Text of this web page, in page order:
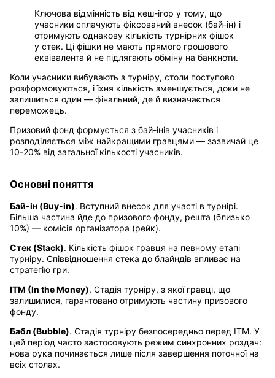
Ключова відмінність від кеш-ігор у тому, що
учасники сплачують фіксований внесок (бай-ін) і
отримують однакову кількість турнірних фішок
у стек. Ці фішки не мають прямого грошового
еквівалента й не підлягають обміну на банкноти.
Коли учасники вибувають з турніру, столи поступово
розформовуються, і їхня кількість зменшується, доки не
залишиться один — фінальний, де й визначається
переможець.
Призовий фонд формується з бай-інів учасників і
розподіляється між найкращими гравцями — зазвичай це
10-20% від загальної кількості учасників.
Основні поняття
Бай-ін (Buy-in). Вступний внесок для участі в турнірі.
Більша частина йде до призового фонду, решта (близько
10%) — комісія організатора (рейк).
Стек (Stack). Кількість фішок гравця на певному етапі
турніру. Співвідношення стека до блайндів впливає на
стратегію гри.
ITM (In the Money). Стадія турніру, з якої гравці, що
залишилися, гарантовано отримують частину призового
фонду.
Бабл (Bubble). Стадія турніру безпосередньо перед ITM. У
цей період часто застосовують режим синхронних роздач:
нова рука починається лише після завершення поточної на
всіх столах.